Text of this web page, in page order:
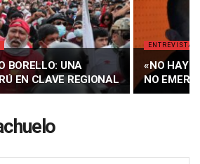
BORELLO: UNA
EN CLAVE REGIONAL
ENTREVISTA
«NO HAY
NO